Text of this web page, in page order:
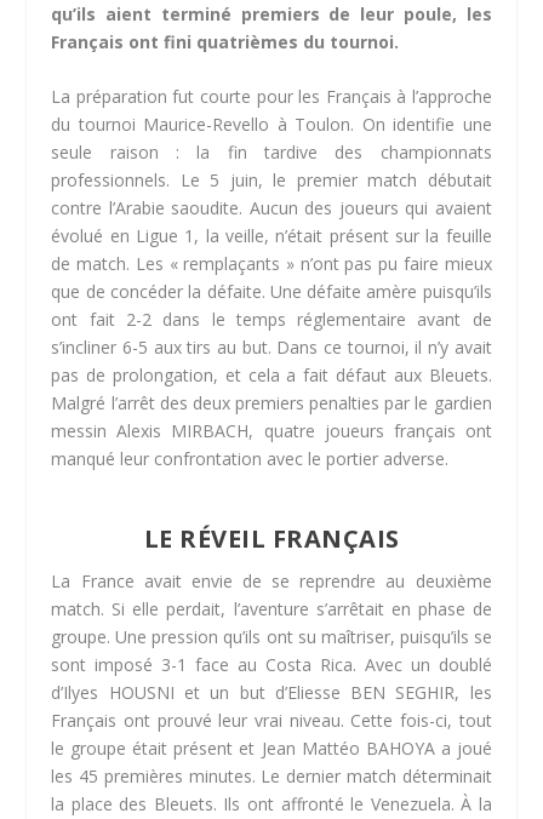
qu’ils aient terminé premiers de leur poule, les
Français ont fini quatrièmes du tournoi.
La préparation fut courte pour les Français à l’approche
du tournoi Maurice-Revello à Toulon. On identifie une
seule raison : la fin tardive des championnats
professionnels. Le 5 juin, le premier match débutait
contre l’Arabie saoudite. Aucun des joueurs qui avaient
évolué en Ligue 1, la veille, n’était présent sur la feuille
de match. Les « remplaçants » n’ont pas pu faire mieux
que de concéder la défaite. Une défaite amère puisqu’ils
ont fait 2-2 dans le temps réglementaire avant de
s’incliner 6-5 aux tirs au but. Dans ce tournoi, il n’y avait
pas de prolongation, et cela a fait défaut aux Bleuets.
Malgré l’arrêt des deux premiers penalties par le gardien
messin Alexis MIRBACH, quatre joueurs français ont
manqué leur confrontation avec le portier adverse.
LE RÉVEIL FRANÇAIS
La France avait envie de se reprendre au deuxième
match. Si elle perdait, l’aventure s’arrêtait en phase de
groupe. Une pression qu’ils ont su maîtriser, puisqu’ils se
sont imposé 3-1 face au Costa Rica. Avec un doublé
d’Ilyes HOUSNI et un but d’Eliesse BEN SEGHIR, les
Français ont prouvé leur vrai niveau. Cette fois-ci, tout
le groupe était présent et Jean Mattéo BAHOYA a joué
les 45 premières minutes. Le dernier match déterminait
la place des Bleuets. Ils ont affronté le Venezuela. À la